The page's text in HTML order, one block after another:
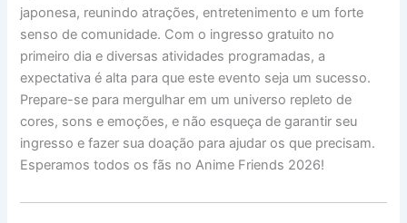
japonesa, reunindo atrações, entretenimento e um forte
senso de comunidade. Com o ingresso gratuito no
primeiro dia e diversas atividades programadas, a
expectativa é alta para que este evento seja um sucesso.
Prepare-se para mergulhar em um universo repleto de
cores, sons e emoções, e não esqueça de garantir seu
ingresso e fazer sua doação para ajudar os que precisam.
Esperamos todos os fãs no Anime Friends 2026!